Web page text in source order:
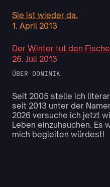
Sie ist wieder da.
1. April 2013
Der Winter tut den
26. Juli 2013
ÜBER DOMINIK
Seit 2005 stelle ich
seit 2013 unter der
2026 versuche ich jetzt
Leben einzuhauchen. Es
mich begleiten würdest!